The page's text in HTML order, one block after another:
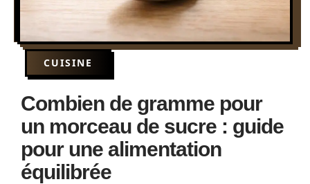
CUISINE
Combien de gramme pour
un morceau de sucre : guide
pour une alimentation
équilibrée